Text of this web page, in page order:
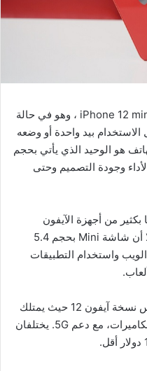
هناك سبب واحد فقط لشراء هاتف iPhone 12 mini ، وهو في حالة
بيد واحدة أو وضعه
هو الوحيد الذي يأتي بحجم
وجودة التصميم وحتى
من أجهزة الآيفون
الأخرى التي تم إصدارها هذا العام، إلا أن شاشة Mini بحجم 5.4
واستخدام التطبيقات
بخلاف ذلك، فإن نسخة mini هي نفس نسخة آيفون 12 حيث يمتلك
نفس التصميم ونفس المعالج ودقة الكاميرات، مع دعم 5G. يختلفان